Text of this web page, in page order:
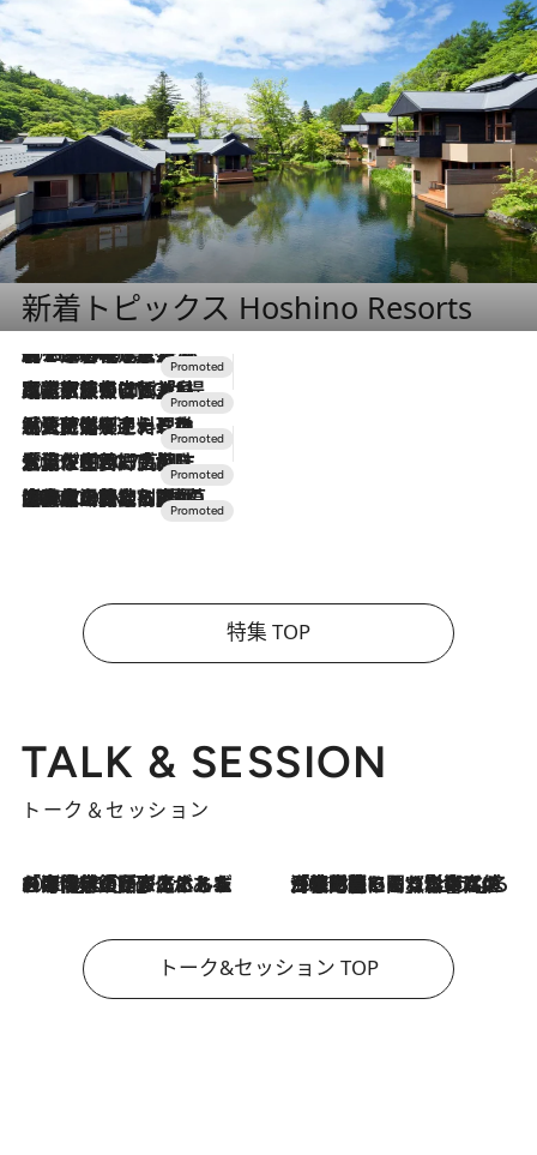
新着トピックス Hoshino Resorts
2026.8.7
【トンボの足水浴】ヒノキの香りに包まれて涼感マックス！約13℃の湧水かけ流しを避暑地「星野温泉 トンボの湯」で体験
2026.7.31
【ホテル帰省】という選択肢をOMOが提案。家族とほどよい距離を保つには「昼は実家、夜は気兼ねなくホテルで！」
2026.7.24
【夏限定ディナーコース】旬を迎える稚鮎や花ズッキーニなどをイタリア・トスカーナの郷土料理の手法で満喫！
2026.7.17
「土佐和ハーブかき氷」がOMO7高知に登場！生姜、山椒、大葉など目にも舌にも涼を呼ぶ郷土の味
2026.7.10
NEW OPEN！【界 草津】名湯の地に誕生。趣の異なる2種の温泉と上州ならではの会席・蕎麦割烹など美食を味わう究極の癒やし旅
特集 TOP
TALK & SESSION
トーク＆セッション
2026.8.3
「今後値上げがあるとすれば…」「リスクがあるのは今年の冬」エネルギー専門家が語る、ホルムズ海峡封鎖が家庭にもたらす“ある心配” 2026.8.3
「住宅建てられない…」「サーチャージ料の高値が続いている」ホルムズ海峡封鎖による影響はいつまで続く？《エネルギー専門家に聞く“どうなる日本の暮らし”》
トーク&セッション TOP